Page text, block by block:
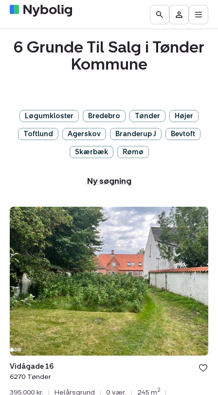
Boliger
til
Find
mægler
Få
vurderet
bolig
Go
to
the
Search
Besøg
Mit
Nybolig
Åbn
6 Grunde Til Salg i Tønder
Kommune
Løgumkloster Bredebro Tønder Højer
Toftlund Agerskov Branderup J Bevtoft
Skærbæk Rømø
Ny søgning
Helårsgrund:
Vidågade
16,
6270
Tønder
Vidågade 16
6270 Tønder
395.000 kr.
| Helårsgrund | 0 vær. | 245 m2 |